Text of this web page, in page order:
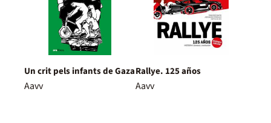
Un crit pels infants de Gaza
Aavv
Rallye. 125 años
Aavv